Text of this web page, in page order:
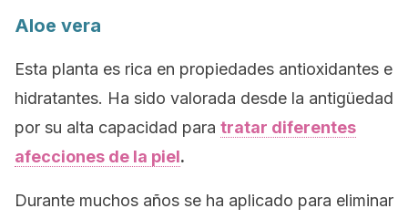
Aloe vera
Esta planta es rica en propiedades antioxidantes e
hidratantes. Ha sido valorada desde la antigüedad
por su alta capacidad para tratar diferentes
afecciones de la piel.
Durante muchos años se ha aplicado para eliminar